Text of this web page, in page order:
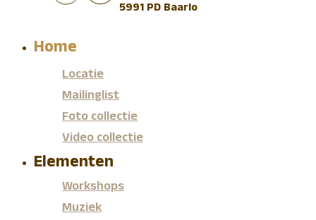
5991 PD Baarlo
Home
Locatie
Mailinglist
Foto collectie
Video collectie
Elementen
Workshops
Muziek